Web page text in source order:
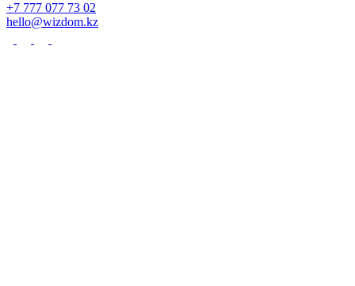
+7 777 077 73 02
hello@wizdom.kz